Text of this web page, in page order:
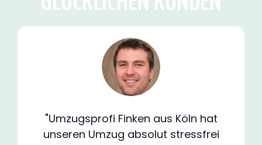
"Umzugsprofi Finken aus Köln hat
unseren Umzug absolut stressfrei